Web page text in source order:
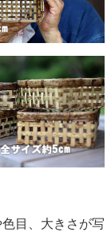
目、大きさが写